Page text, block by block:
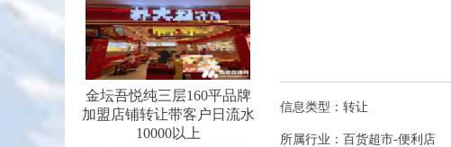
金坛吾悦纯三层160平品牌
加盟店铺转让带客户日流水
10000以上
信息类型：转让
所属行业：百货超市-便利店